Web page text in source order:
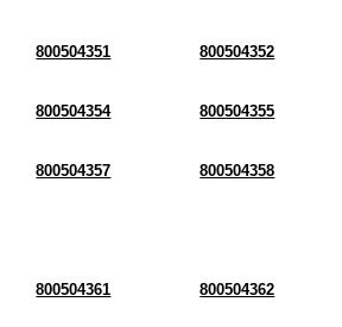
800504351 800504352
800504354 800504355
800504357 800504358
800504361 800504362